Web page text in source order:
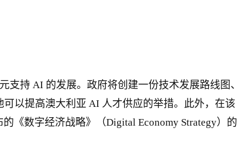
支持 AI 的发展。政府将创建一份技术发展路线图、
以提高澳大利亚 AI 人才供应的举措。此外，在该
《数字经济战略》（Digital Economy Strategy）的